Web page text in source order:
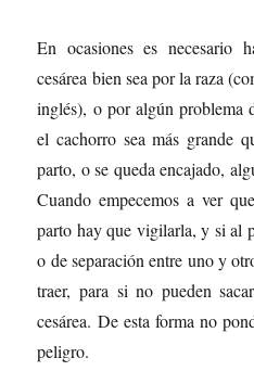
En ocasiones es necesario
cesárea bien sea por la raza
inglés), o por algún problema
el cachorro sea más grande
parto, o se queda encajado,
Cuando empecemos a ver
parto hay que vigilarla, y si al
o de separación entre uno y
traer, para si no pueden
cesárea. De esta forma no
peligro.